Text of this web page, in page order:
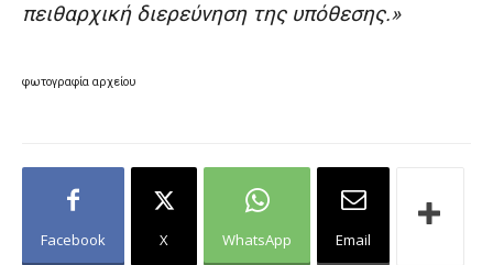
πειθαρχική διερεύνηση της υπόθεσης.»
φωτογραφία αρχείου
Facebook X WhatsApp Email